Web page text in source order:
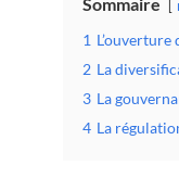
Sommaire
1
2 La
3 La
4 La